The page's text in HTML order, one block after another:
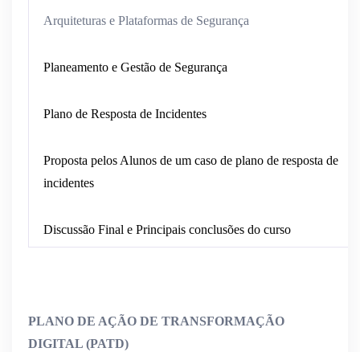
Arquiteturas e Plataformas de Segurança
Planeamento e Gestão de Segurança
Plano de Resposta de Incidentes
Proposta pelos Alunos de um caso de plano de resposta de
incidentes
Discussão Final e Principais conclusões do curso
PLANO DE AÇÃO DE TRANSFORMAÇÃO
DIGITAL (PATD)